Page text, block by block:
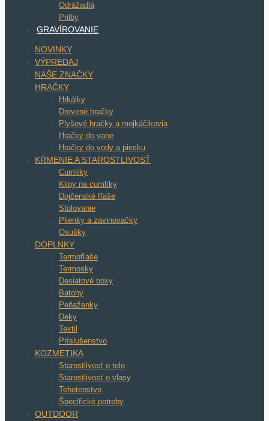
Odrážadlá
Prilby
GRAVÍROVANIE
NOVINKY
VÝPREDAJ
NAŠE ZNAČKY
HRAČKY
Hrkálky
Drevené hračky
Plyšové hračky a mojkáčikovia
Hračky do vane
Hračky do vody a piesku
KŔMENIE A STAROSTLIVOSŤ
Cumlíky
Klipy na cumlíky
Dojčenské fľaše
Stolovanie
Plienky a zavinovačky
Osušky
DOPLNKY
Termofľaše
Termosky
Desiatové boxy
Batohy
Peňaženky
Deky
Textil
Príslušenstvo
KOZMETIKA
Starostlivosť o telo
Starostlivosť o vlasy
Tehotenstvo
Špecifické potreby
OUTDOOR